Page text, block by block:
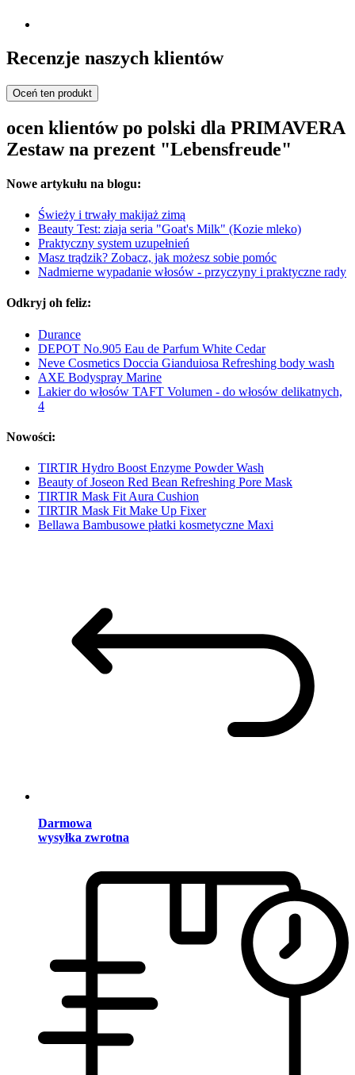
Recenzje naszych klientów
Oceń ten produkt
ocen klientów po polski dla PRIMAVERA
Zestaw na prezent "Lebensfreude"
Nowe artykułu na blogu:
Świeży i trwały makijaż zimą
Beauty Test: ziaja seria "Goat's Milk" (Kozie mleko)
Praktyczny system uzupełnień
Masz trądzik? Zobacz, jak możesz sobie pomóc
Nadmierne wypadanie włosów - przyczyny i praktyczne rady
Odkryj oh feliz:
Durance
DEPOT No.905 Eau de Parfum White Cedar
Neve Cosmetics Doccia Gianduiosa Refreshing body wash
AXE Bodyspray Marine
Lakier do włosów TAFT Volumen - do włosów delikatnych,
4
Nowości:
TIRTIR Hydro Boost Enzyme Powder Wash
Beauty of Joseon Red Bean Refreshing Pore Mask
TIRTIR Mask Fit Aura Cushion
TIRTIR Mask Fit Make Up Fixer
Bellawa Bambusowe płatki kosmetyczne Maxi
Darmowa
wysyłka zwrotna